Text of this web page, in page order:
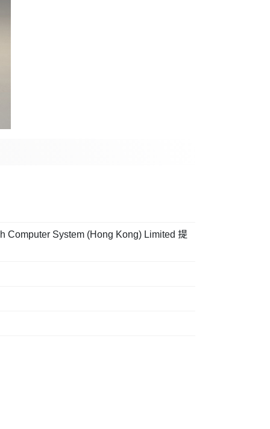
Computer System (Hong Kong) Limited 提